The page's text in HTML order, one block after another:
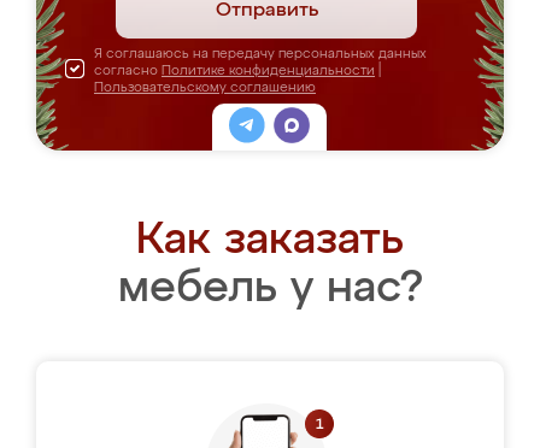
Отправить
Я соглашаюсь на передачу персональных данных
согласно Политике конфиденциальности
Пользовательскому соглашению
Как заказать
мебель у нас?